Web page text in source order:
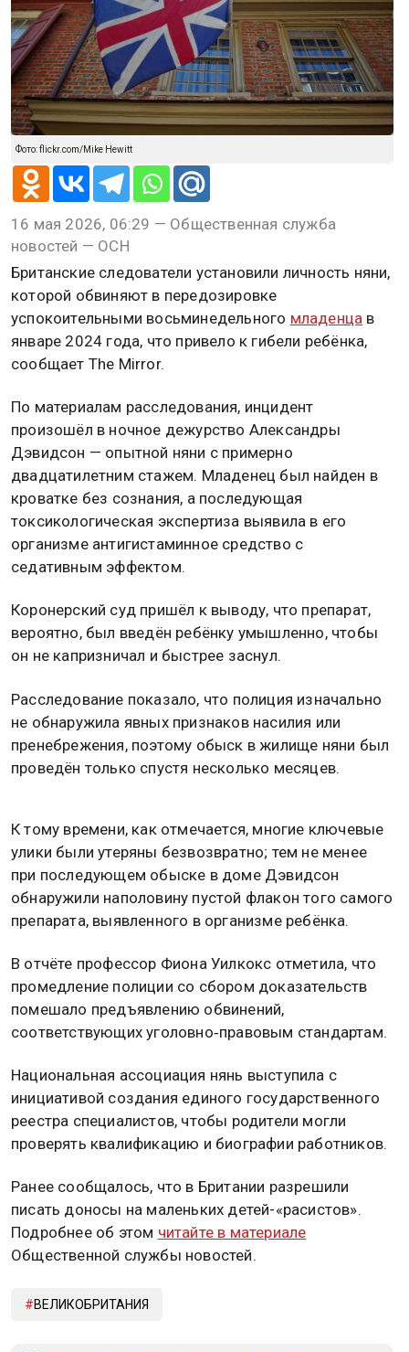
Фото: flickr.com/Mike Hewitt
16 мая 2026, 06:29 — Общественная служба
новостей — ОСН
Британские следователи установили личность няни,
которой обвиняют в передозировке
успокоительными восьминедельного младенца в
январе 2024 года, что привело к гибели ребёнка,
сообщает The Mirror.
По материалам расследования, инцидент
произошёл в ночное дежурство Александры
Дэвидсон — опытной няни с примерно
двадцатилетним стажем. Младенец был найден в
кроватке без сознания, а последующая
токсикологическая экспертиза выявила в его
организме антигистаминное средство с
седативным эффектом.
Коронерский суд пришёл к выводу, что препарат,
вероятно, был введён ребёнку умышленно, чтобы
он не капризничал и быстрее заснул.
Расследование показало, что полиция изначально
не обнаружила явных признаков насилия или
пренебрежения, поэтому обыск в жилище няни был
проведён только спустя несколько месяцев.
К тому времени, как отмечается, многие ключевые
улики были утеряны безвозвратно; тем не менее
при последующем обыске в доме Дэвидсон
обнаружили наполовину пустой флакон того самого
препарата, выявленного в организме ребёнка.
В отчёте профессор Фиона Уилкокс отметила, что
промедление полиции со сбором доказательств
помешало предъявлению обвинений,
соответствующих уголовно‑правовым стандартам.
Национальная ассоциация нянь выступила с
инициативой создания единого государственного
реестра специалистов, чтобы родители могли
проверять квалификацию и биографии работников.
Ранее сообщалось, что в Британии разрешили
писать доносы на маленьких детей-«расистов».
Подробнее об этом читайте в материале
Общественной службы новостей.
ВЕЛИКОБРИТАНИЯ